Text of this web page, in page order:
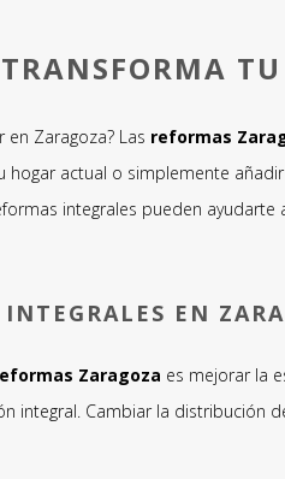
Zaragoza? Las reformas
hogar actual o simplemente
integrales pueden
EN
Zaragoza es mejorar la
integral. Cambiar la